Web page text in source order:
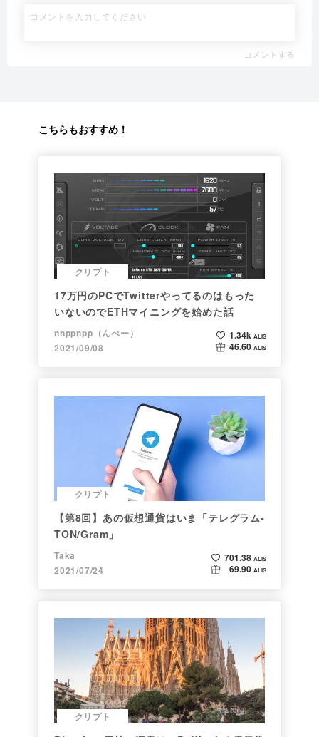
コメントする
こちらもおすすめ！
クリプト
17万円のPCでTwitterやってるのはもった
いないのでETHマイニングを始めた話
nnppnpp（んぺー）
2021/09/08
1.34k ALIS
46.60 ALIS
クリプト
【第8回】あの仮想通貨はいま「テレグラム-
TON/Gram」
Taka
2021/07/24
701.38 ALIS
69.90 ALIS
クリプト